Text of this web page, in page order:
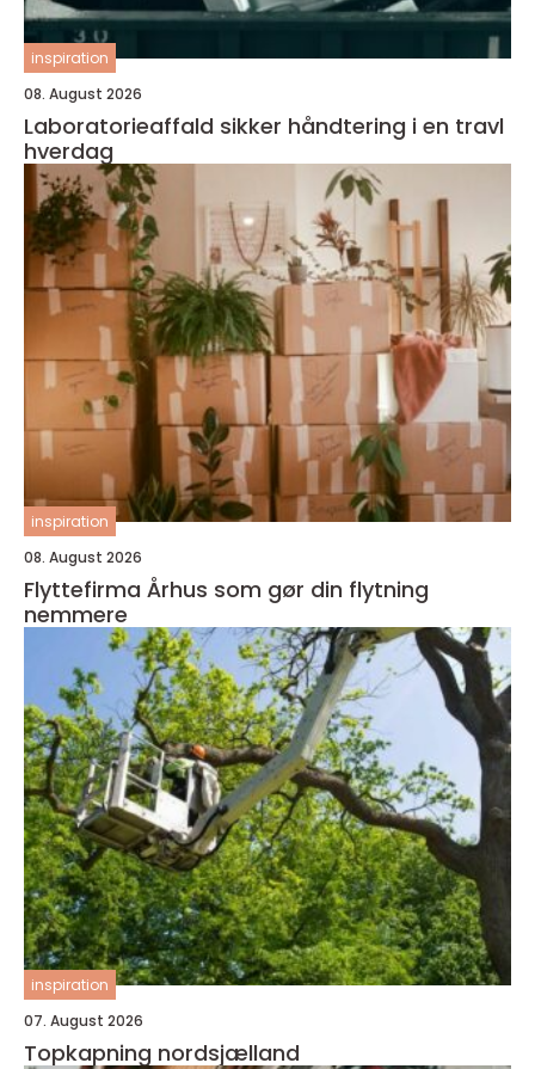
inspiration
08. August 2026
Laboratorieaffald sikker håndtering i en travl
hverdag
inspiration
08. August 2026
Flyttefirma Århus som gør din flytning
nemmere
inspiration
07. August 2026
Topkapning nordsjælland